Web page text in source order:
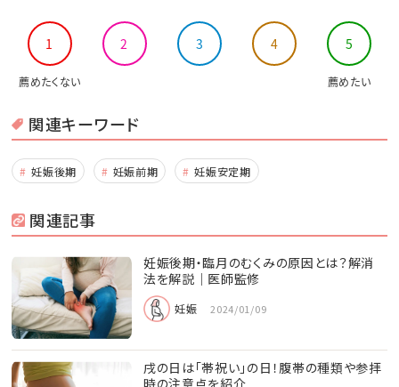
1 2 3 4 5
薦めたくない 薦めたい
関連キーワード
妊娠後期 妊娠前期 妊娠安定期
関連記事
妊娠後期・臨月のむくみの原因とは？解消
法を解説｜医師監修
妊娠 2024/01/09
戌の日は「帯祝い」の日！腹帯の種類や参拝